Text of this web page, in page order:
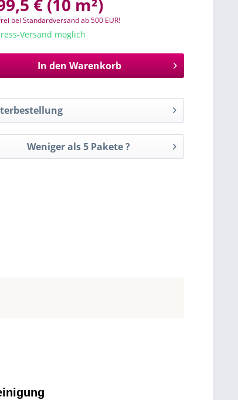
€ (10 m²)
bei Standardversand ab 500 EUR!
Versand möglich
In den Warenkorb
Weniger als 5 Pakete ?